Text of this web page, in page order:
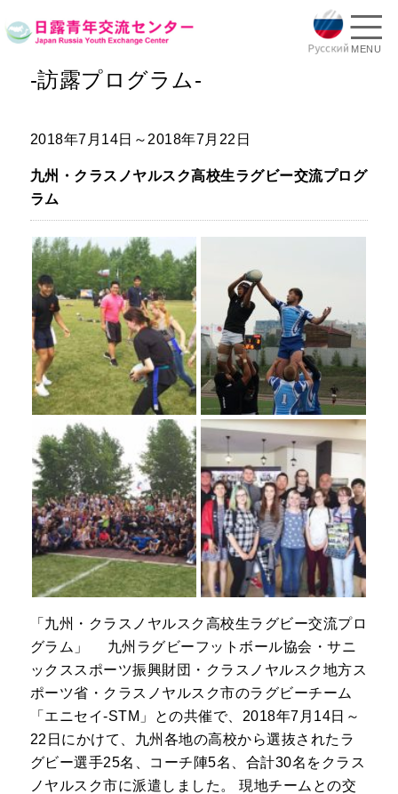
MENU
-訪露プログラム-
2018年7月14日～2018年7月22日
九州・クラスノヤルスク高校生ラグビー交流プログ
ラム
「九州・クラスノヤルスク高校生ラグビー交流プロ
グラム」 九州ラグビーフットボール協会・サニ
ックススポーツ振興財団・クラスノヤルスク地方ス
ポーツ省・クラスノヤルスク市のラグビーチーム
「エニセイ-STM」との共催で、2018年7月14日～
22日にかけて、九州各地の高校から選抜されたラ
グビー選手25名、コーチ陣5名、合計30名をクラス
ノヤルスク市に派遣しました。 現地チームとの交